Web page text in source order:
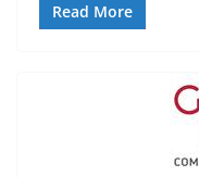
Read More